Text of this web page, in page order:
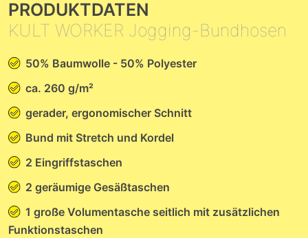
PRODUKTDATEN
KULT WORKER Jogging-Bundhosen
50% Baumwolle - 50% Polyester
ca. 260 g/m²
gerader, ergonomischer Schnitt
Bund mit Stretch und Kordel
2 Eingriffstaschen
2 geräumige Gesäßtaschen
1 große Volumentasche seitlich mit zusätzlichen
Funktions­taschen